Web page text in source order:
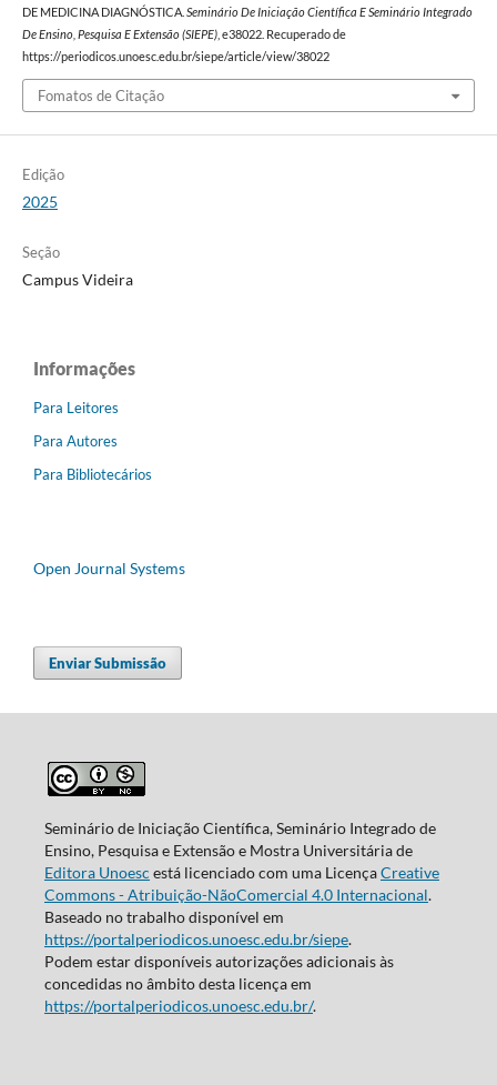
DE MEDICINA DIAGNÓSTICA. Seminário De Iniciação Científica E Seminário Integrado
De Ensino, Pesquisa E Extensão (SIEPE), e38022. Recuperado de
https://periodicos.unoesc.edu.br/siepe/article/view/38022
Fomatos de Citação
Edição
2025
Seção
Campus Videira
Informações
Para Leitores
Para Autores
Para Bibliotecários
Open Journal Systems
Enviar Submissão
Seminário de Iniciação Científica, Seminário Integrado de
Ensino, Pesquisa e Extensão e Mostra Universitária de
Editora Unoesc está licenciado com uma LicençaCreative
Commons - Atribuição-NãoComercial 4.0 Internacional.
Baseado no trabalho disponível em
https://portalperiodicos.unoesc.edu.br/siepe.
Podem estar disponíveis autorizações adicionais às
concedidas no âmbito desta licença em
https://portalperiodicos.unoesc.edu.br/.